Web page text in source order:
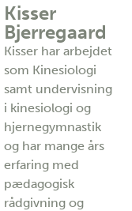
Kisser
Bjerregaard
Kisser har arbejdet
som Kinesiologi
samt undervisning
i kinesiologi og
hjernegymnastik
og har mange års
erfaring med
pædagogisk
rådgivning og